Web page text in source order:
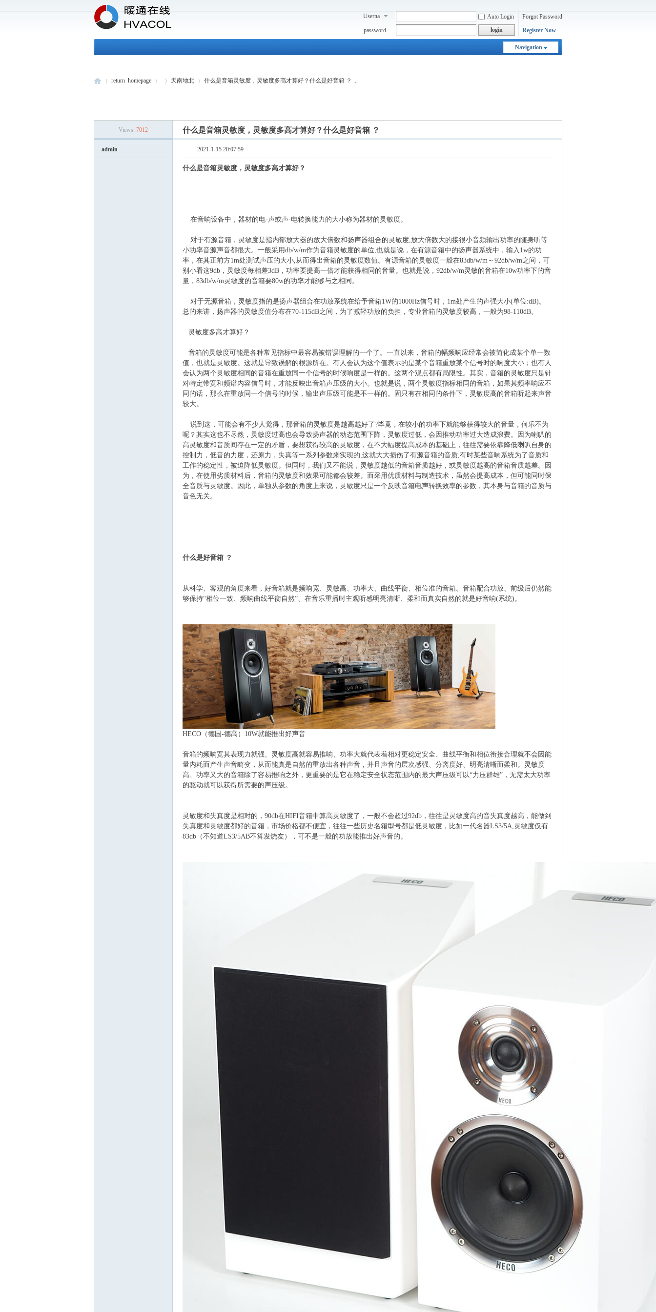
Userna
Auto Login
Forgot Password
password
login Register Now
Navigation
H »
return homepage
› ›
天南地北
›
什么是音箱灵敏度，灵敏度多高才算好？什么是好音箱 ？ ...
Views: 7012 什么是音箱灵敏度，灵敏度多高才算好？什么是好音箱 ？
admin 2021-1-15 20:07:59
什么是音箱灵敏度，灵敏度多高才算好？
在音响设备中，器材的电-声或声-电转换能力的大小称为器材的灵敏度。
对于有源音箱，灵敏度是指内部放大器的放大倍数和扬声器组合的灵敏度,放大倍数大的接很小音频输出功率的随身听等
小功率音源声音都很大。一般采用db/w/m作为音箱灵敏度的单位,也就是说，在有源音箱中的扬声器系统中，输入1w的功
率，在其正前方1m处测试声压的大小,从而得出音箱的灵敏度数值。有源音箱的灵敏度一般在83db/w/m～92db/w/m之间，可
别小看这9db，灵敏度每相差3dB，功率要提高一倍才能获得相同的音量。也就是说，92db/w/m灵敏的音箱在10w功率下的音
量，83db/w/m灵敏度的音箱要80w的功率才能够与之相同。
对于无源音箱，灵敏度指的是扬声器组合在功放系统在给予音箱1W的1000Hz信号时，1m处产生的声强大小(单位:dB)。
总的来讲，扬声器的灵敏度值分布在70-115dB之间，为了减轻功放的负担，专业音箱的灵敏度较高，一般为98-110dB。
灵敏度多高才算好？
音箱的灵敏度可能是各种常见指标中最容易被错误理解的一个了。一直以来，音箱的幅频响应经常会被简化成某个单一数
值，也就是灵敏度。这就是导致误解的根源所在。有人会认为这个值表示的是某个音箱重放某个信号时的响度大小；也有人
会认为两个灵敏度相同的音箱在重放同一个信号的时候响度是一样的。这两个观点都有局限性。其实，音箱的灵敏度只是针
对特定带宽和频谱内容信号时，才能反映出音箱声压级的大小。也就是说，两个灵敏度指标相同的音箱，如果其频率响应不
同的话，那么在重放同一个信号的时候，输出声压级可能是不一样的。固只有在相同的条件下，灵敏度高的音箱听起来声音
较大。
说到这，可能会有不少人觉得，那音箱的灵敏度是越高越好了?毕竟，在较小的功率下就能够获得较大的音量，何乐不为
呢？其实这也不尽然，灵敏度过高也会导致扬声器的动态范围下降，灵敏度过低，会因推动功率过大造成浪费。因为喇叭的
高灵敏度和音质间存在一定的矛盾，要想获得较高的灵敏度，在不大幅度提高成本的基础上，往往需要依靠降低喇叭自身的
控制力，低音的力度，还原力，失真等一系列参数来实现的,这就大大损伤了有源音箱的音质,有时某些音响系统为了音质和
工作的稳定性，被迫降低灵敏度。但同时，我们又不能说，灵敏度越低的音箱音质越好，或灵敏度越高的音箱音质越差。因
为，在使用劣质材料后，音箱的灵敏度和效果可能都会较差。而采用优质材料与制造技术，虽然会提高成本，但可能同时保
全音质与灵敏度。因此，单独从参数的角度上来说，灵敏度只是一个反映音箱电声转换效率的参数，其本身与音箱的音质与
音色无关。
什么是好音箱 ？
从科学、客观的角度来看，好音箱就是频响宽、灵敏高、功率大、曲线平衡、相位准的音箱。音箱配合功放、前级后仍然能
够保持“相位一致、频响曲线平衡自然”、在音乐重播时主观听感明亮清晰、柔和而真实自然的就是好音响(系统)。
HECO（德国-德高）10W就能推出好声音
音箱的频响宽其表现力就强、灵敏度高就容易推响、功率大就代表着相对更稳定安全、曲线平衡和相位衔接合理就不会因能
量内耗而产生声音畸变，从而能真是自然的重放出各种声音，并且声音的层次感强、分离度好、明亮清晰而柔和。灵敏度
高、功率又大的音箱除了容易推响之外，更重要的是它在稳定安全状态范围内的最大声压级可以“力压群雄”，无需太大功率
的驱动就可以获得所需要的声压级。
灵敏度和失真度是相对的，90db在HIFI音箱中算高灵敏度了，一般不会超过92db，往往是灵敏度高的音失真度越高，能做到
失真度和灵敏度都好的音箱，市场价格都不便宜，往往一些历史名箱型号都是低灵敏度，比如一代名器LS3/5A,灵敏度仅有
83db（不知道LS3/5AB不算发烧友），可不是一般的功放能推出好声音的。